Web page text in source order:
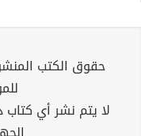
حقوق الكتب
لا يتم نشر أي